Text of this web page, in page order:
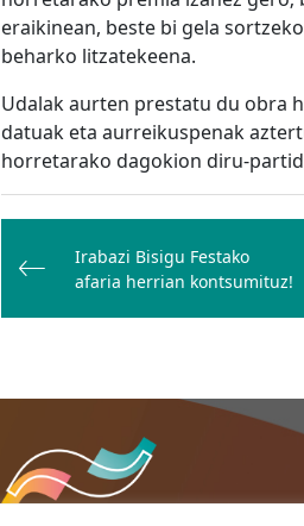
eraikinean, beste bi gela
beharko litzatekeena.
Udalak aurten prestatu du obra
datuak eta aurreikuspenak
horretarako dagokion diru-
Bidalketetan
zehar
nabigatu
Irabazi Bisigu Festako
afaria herrian kontsumituz!